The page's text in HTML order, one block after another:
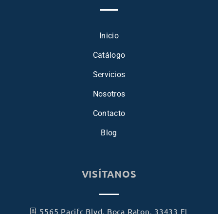
Inicio
Catálogo
Servicios
Nosotros
Contacto
Blog
VISÍTANOS
5565 Pacifc Blvd, Boca Raton, 33433 FL